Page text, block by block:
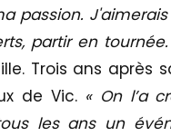
passion.
partir en tournée.
Trois ans après
de Vic. « On l’a
les ans un